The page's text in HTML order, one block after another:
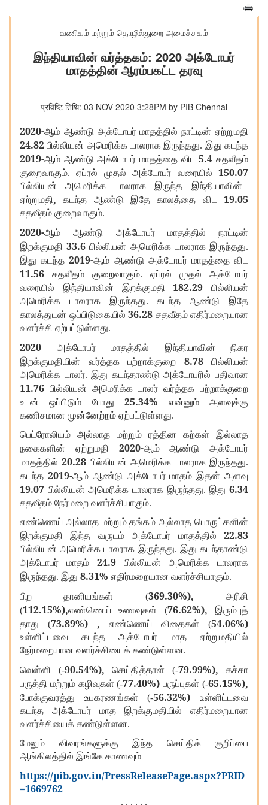
வணிகம் மற்றும் தொழில்துறை அமைச்சகம்
இந்தியாவின் வர்த்தகம்: 2020 அக்டோபர்
மாதத்தின் ஆரம்பகட்ட தரவு
प्रविष्टि तिथि: 03 NOV 2020 3:28PM by PIB Chennai
2020-ஆம் ஆண்டு அக்டோபர் மாதத்தில் நாட்டின் ஏற்றுமதி
24.82 பில்லியன் அமெரிக்க டாலராக இருந்தது. இது கடந்த
2019-ஆம் ஆண்டு அக்டோபர் மாதத்தை விட5.4 சதவீதம்
குறைவாகும். ஏப்ரல் முதல் அக்டோபர் வரையில் 150.07
பில்லியன் அமெரிக்க டாலராக இருந்த இந்தியாவின்
ஏற்றுமதி,கடந்த ஆண்டு இதே காலத்தை விட19.05
சதவீதம் குறைவாகும்.
2020-ஆம் ஆண்டு அக்டோபர் மாதத்தில் நாட்டின்
இறக்குமதி33.6 பில்லியன் அமெரிக்க டாலராக இருந்தது.
இது கடந்த2019-ஆம் ஆண்டு அக்டோபர் மாதத்தை விட
11.56 சதவீதம் குறைவாகும். ஏப்ரல் முதல் அக்டோபர்
வரையில் இந்தியாவின் இறக்குமதி182.29 பில்லியன்
அமெரிக்க டாலராக இருந்தது. கடந்த ஆண்டு இதே
காலத்துடன் ஒப்பிடுகையில் 36.28 சதவீதம் எதிர்மறையான
வளர்ச்சி ஏற்பட்டுள்ளது.
2020 அக்டோபர் மாதத்தில் இந்தியாவின் நிகர
இறக்குமதியின் வர்த்தக பற்றாக்குறை 8.78பில்லியன்
அமெரிக்க டாலர். இது கடந்தாண்டு அக்டோபரில் பதிவான
11.76 பில்லியன் அமெரிக்க டாலர் வர்த்தக பற்றாக்குறை
உடன் ஒப்பிடும் போது25.34% என்னும் அளவுக்கு
கணிசமான முன்னேற்றம் ஏற்பட்டுள்ளது.
பெட்ரோலியம் அல்லாத மற்றும் ரத்தின கற்கள் இல்லாத
நகைகளின் ஏற்றுமதி 2020-ஆம் ஆண்டு அக்டோபர்
மாதத்தில் 20.28 பில்லியன் அமெரிக்க டாலராக இருந்தது.
கடந்த 2019-ஆம் ஆண்டு அக்டோபர் மாதம் இதன் அளவு
19.07 பில்லியன் அமெரிக்க டாலராக இருந்தது. இது 6.34
சதவீதம் நேர்மறை வளர்ச்சியாகும்.
எண்ணெய் அல்லாத மற்றும் தங்கம் அல்லாத பொருட்களின்
இறக்குமதி இந்த வருடம் அக்டோபர் மாதத்தில் 22.83
பில்லியன் அமெரிக்க டாலராக இருந்தது. இது கடந்தாண்டு
அக்டோபர் மாதம் 24.9 பில்லியன் அமெரிக்க டாலராக
இருந்தது. இது 8.31% எதிர்மறையான வளர்ச்சியாகும்.
பிற தானியங்கள் (369.30%),அரிசி
(112.15%),எண்ணெய் உணவுகள் (76.62%),இரும்புத்
தாது (73.89%) , எண்ணெய் விதைகள் (54.06%)
உள்ளிட்டவை கடந்த அக்டோபர் மாத ஏற்றுமதியில்
நேர்மறையான வளர்ச்சியைக் கண்டுள்ளன.
வெள்ளி (-90.54%), செய்தித்தாள் (-79.99%),
கச்சா
பருத்தி மற்றும் கழிவுகள் (-77.40%)பருப்புகள் (-65.15%),
போக்குவரத்து உபகரணங்கள் (-56.32%)உள்ளிட்டவை
கடந்த அக்டோபர் மாத இறக்குமதியில் எதிர்மறையான
வளர்ச்சியைக் கண்டுள்ளன.
மேலும் விவரங்களுக்கு இந்த செய்திக் குறிப்பை
ஆங்கிலத்தில் இங்கே காணவும்
https://pib.gov.in/PressReleasePage.aspx?PRID
=1669762